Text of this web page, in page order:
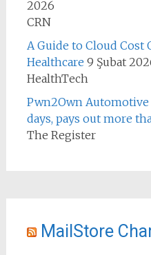
2026
CRN
A Guide to Cloud
Healthcare 9 Şubat
HealthTech
Pwn2Own
days, pays out more
The Register
MailStore